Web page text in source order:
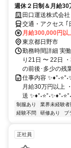
週休２日制＆月給
田口運送株式会
交通・アクセス ｢
月給300,000円以
東京都日野市
勤務時間詳細 実
り21日 〜 22日
の前後･多少の残
仕事内容
月給30万円以上
送
制服あり 業界未経験者
経験不問
研修あり ブ
正社員